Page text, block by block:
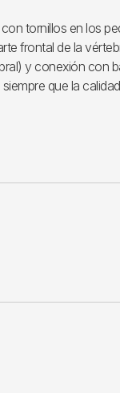
tornillos en los
frontal de la
y conexión con
que la